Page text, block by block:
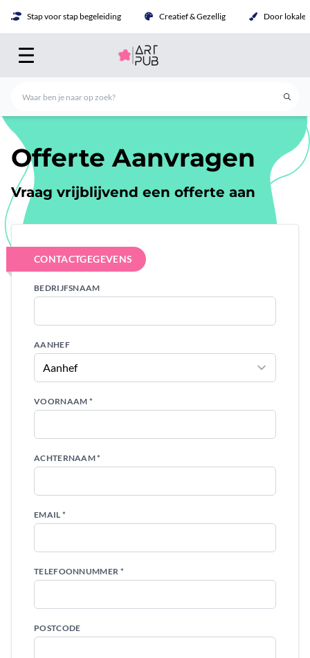
Stap voor stap begeleiding Creatief & Gezellig Door lokale
Offerte Aanvragen
Vraag vrijblijvend een offerte aan
CONTACTGEGEVENS
BEDRIJFSNAAM
AANHEF
VOORNAAM *
ACHTERNAAM *
EMAIL *
TELEFOONNUMMER *
POSTCODE